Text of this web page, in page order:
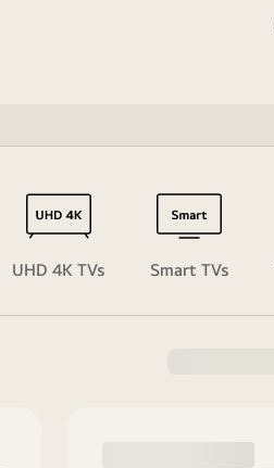
UHD 4K TVs Smart TVs